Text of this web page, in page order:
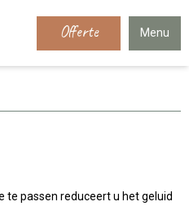
Offerte Menu
te passen reduceert u het geluid